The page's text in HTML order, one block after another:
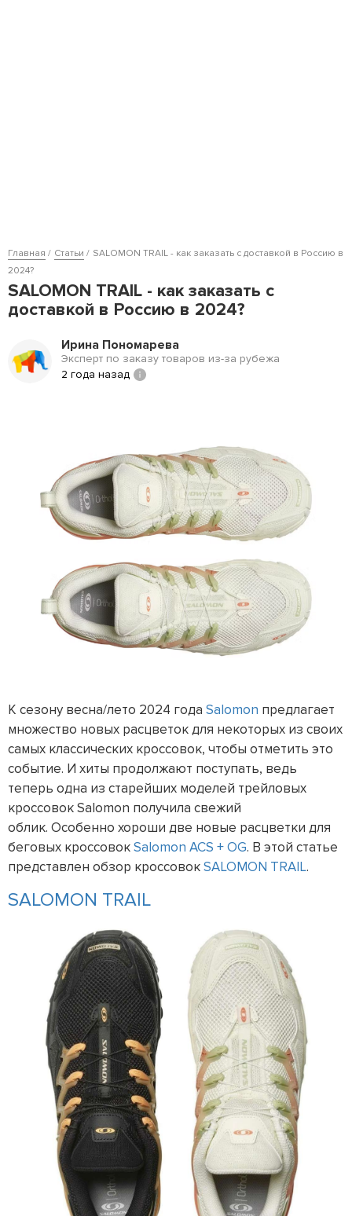
Главная Статьи
SALOMON TRAIL - как заказать с доставкой в Россию в
2024?
SALOMON TRAIL - как заказать с
доставкой в Россию в 2024?
Ирина Пономарева
Эксперт по заказу товаров из-за рубежа
2 года назад
К сезону весна/лето 2024 года Salomon предлагает
множество новых расцветок для некоторых из своих
самых классических кроссовок, чтобы отметить это
событие. И хиты продолжают поступать, ведь
теперь одна из старейших моделей трейловых
кроссовок Salomon получила свежий
облик. Особенно хороши две новые расцветки для
беговых кроссовокSalomon ACS + OG. В этой статье
представлен обзор кроссовокSALOMON TRAIL.
SALOMON TRAIL